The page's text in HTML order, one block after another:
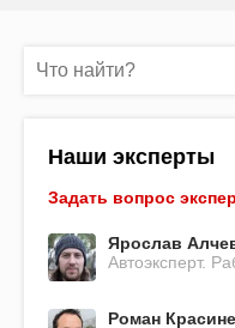
Наши эксперты
Задать вопрос
Ярослав
Автоэксперт.
Роман